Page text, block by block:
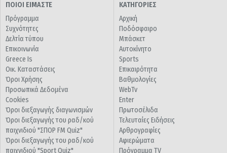
ΠΟΙΟΙ ΕΙΜΑΣΤΕ
Πρόγραμμα
Συχνότητες
Δελτία τύπου
Επικοινωνία
Greece Is
Οικ. Καταστάσεις
Όροι Χρήσης
Προσωπικά Δεδομένα
Cookies
Όροι διεξαγωγής διαγωνισμών
Όροι διεξαγωγής του ραδ/κού
παιχνιδιού "ΣΠΟΡ FM Quiz"
Όροι διεξαγωγής του ραδ/κού
παιχνιδιού "Sport Quiz"
ΚΑΤΗΓΟΡΙΕΣ
Αρχική
Ποδόσφαιρο
Μπάσκετ
Αυτοκίνητο
Sports
Επικαιρότητα
Βαθμολογίες
WebTv
Enter
Πρωτοσέλιδα
Τελευταίες Ειδήσεις
Αρθρογραφίες
Αφιερώματα
Πρόγραμμα TV